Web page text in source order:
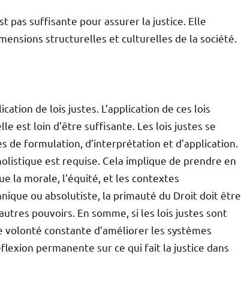
pas suffisante pour assurer la justice. Elle
structurelles et culturelles de la société.
de lois justes. L’application de ces lois
est loin d’être suffisante. Les lois justes se
formulation, d’interprétation et d’application.
est requise. Cela implique de prendre en
la morale, l’équité, et les contextes
ou absolutiste, la primauté du Droit doit être
pouvoirs. En somme, si les lois justes sont
constante d’améliorer les systèmes
permanente sur ce qui fait la justice dans